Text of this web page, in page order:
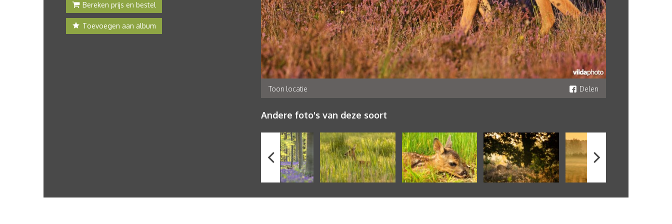
Bereken prijs en bestel
Toevoegen aan album
Toon locatie Delen
Andere foto's van deze soort